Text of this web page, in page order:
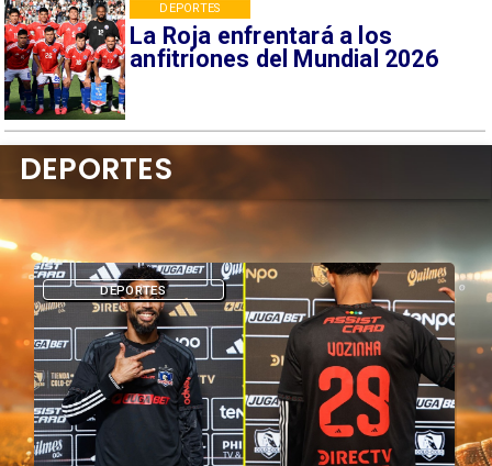
La Roja enfrentará a los
anfitriones del Mundial 2026
DEPORTES
DEPORTES
DEPORTES